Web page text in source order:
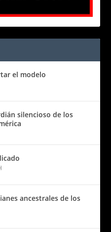
el modelo
silencioso de los
ancestrales de los